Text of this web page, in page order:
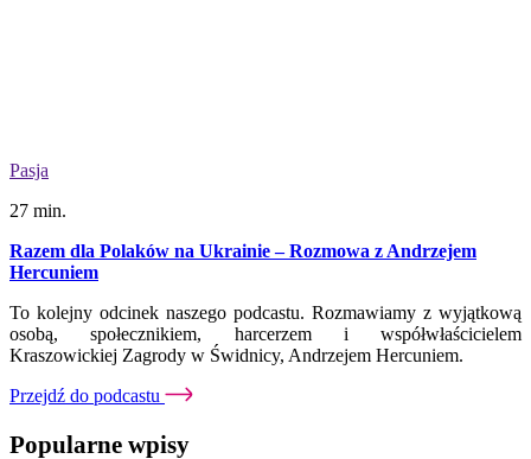
Pasja
27 min.
Razem dla Polaków na Ukrainie – Rozmowa z Andrzejem
Hercuniem
To kolejny odcinek naszego podcastu. Rozmawiamy z wyjątkową
osobą, społecznikiem, harcerzem i współwłaścicielem
Kraszowickiej Zagrody w Świdnicy, Andrzejem Hercuniem.
Przejdź do podcastu
Popularne wpisy